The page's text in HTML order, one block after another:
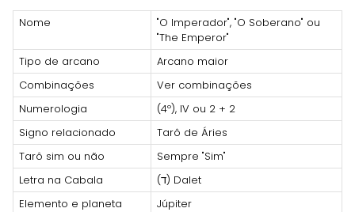
Nome
"O Imperador", "O Soberano" ou
"The Emperor"
Tipo de arcano
Arcano maior
Combinações
Ver combinações
Numerologia
(4º), IV ou 2 + 2
Signo relacionado
Tarô de Áries
Tarô sim ou não
Sempre "Sim"
Letra na Cabala
(ד) Dalet
Elemento e planeta
Júpiter